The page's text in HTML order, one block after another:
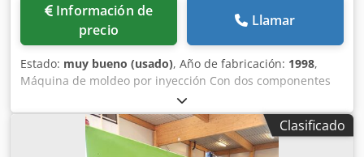
Información de
precio
Llamar
Estado: muy bueno (usado), Año de fabricación: 1998,
Máquina de moldeo por inyección Con dos componentes
Kraussmaffei Multiinject KM200-1000-390 CZ Año de
fabricación: 1998 Fuerza de cierre: 200 toneladas Tornillo:
60 mm - 566 g Crodpfxsfx Tzto Ahlof Tornillo 2: 35 mm -
178 g Distancia entre columnas: 560 x 560 mm
Clasificado